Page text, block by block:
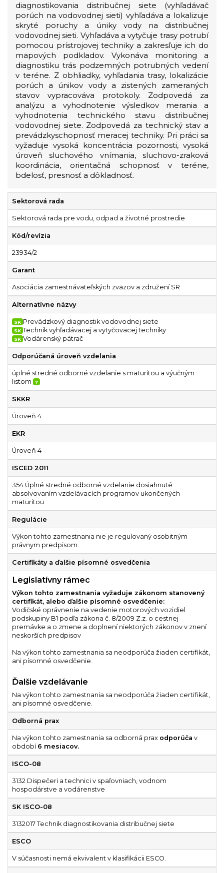
diagnostikovania distribučnej siete (vyhľadávač
porúch na vodovodnej sieti) vyhľadáva a lokalizuje
skryté poruchy a úniky vody na distribučnej
vodovodnej sieti. Vyhľadáva a vytyčuje trasy potrubí
pomocou prístrojovej techniky a zakresľuje ich do
mapových podkladov. Vykonáva monitoring a
diagnostiku trás podzemných potrubných vedení
v teréne. Z obhliadky, vyhľadania trasy, lokalizácie
porúch a únikov vody a zistených zameraných
stavov vypracováva protokoly. Zodpovedá za
analýzu a vyhodnotenie výsledkov merania a
vyhodnotenia technického stavu distribučnej
vodovodnej siete. Zodpovedá za technický stav a
prevádzkyschopnosť meracej techniky. Pri práci sa
vyžaduje vysoká koncentrácia pozornosti, vysoká
úroveň sluchového vnímania, sluchovo-zraková
koordinácia, orientačná schopnosť v teréne,
bdelosť, presnosť a dôkladnosť.
Sektorová rada
Sektorová rada pre vodu, odpad a životné prostredie
Kód/revízia
23934/2
Garant
Asociácia zamestnávateľských zväzov a združení SR
Alternatívne názvy
SK Prevádzkový diagnostik vodovodnej siete
SK Technik vyhľadávacej a vytyčovacej techniky
SK Vodárenský pátrač
Odporúčaná úroveň vzdelania
úplné stredné odborné vzdelanie s maturitou a výučným
listom
?
SKKR
Úroveň 4
EKR
Úroveň 4
ISCED 2011
354 Úplné stredné odborné vzdelanie dosiahnuté
absolvovaním vzdelávacích programov ukončených
maturitou
Regulácie
Výkon tohto zamestnania nie je regulovaný osobitným
právnym predpisom.
Certifikáty a ďalšie písomné osvedčenia
Legislatívny rámec
Výkon tohto zamestnania vyžaduje zákonom stanovený
certifikát, alebo ďalšie písomné osvedčenie:
Vodičské oprávnenie na vedenie motorových vozidiel
podskupiny B1 podľa zákona č. 8/2009 Z.z. o cestnej
premávke a o zmene a doplnení niektorých zákonov v znení
neskorších predpisov
Na výkon tohto zamestnania sa neodporúča žiaden certifikát,
ani písomné osvedčenie.
Ďalšie vzdelávanie
Na výkon tohto zamestnania sa neodporúča žiaden certifikát,
ani písomné osvedčenie.
Odborná prax
Na výkon tohto zamestnania sa odborná prax odporúča v
období 6 mesiacov.
ISCO-08
3132 Dispečeri a technici v spaľovniach, vodnom
hospodárstve a vodárenstve
SK ISCO-08
3132017 Technik diagnostikovania distribučnej siete
ESCO
V súčasnosti nemá ekvivalent v klasifikácii ESCO.